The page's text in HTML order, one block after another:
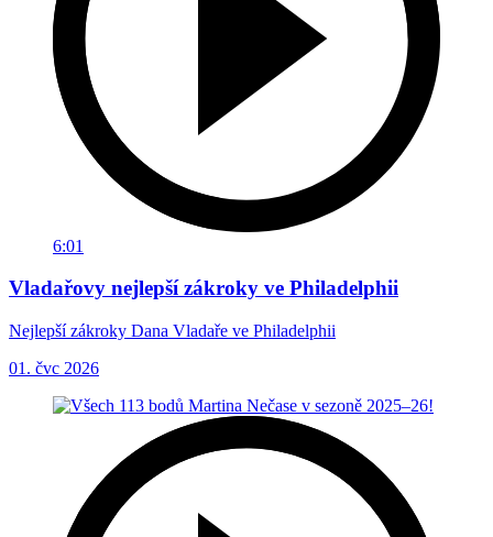
6:01
Vladařovy nejlepší zákroky ve Philadelphii
Nejlepší zákroky Dana Vladaře ve Philadelphii
01. čvc 2026